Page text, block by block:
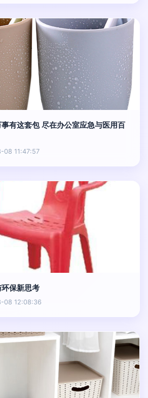
有这套包 尽在办公室应急与医用百
08 11:47:57
保新思考
08 12:08:36